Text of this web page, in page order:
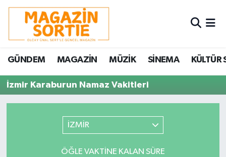
GÜNDEM MAGAZİN MÜZİK SİNEMA KÜLTÜR
İzmir Karaburun Namaz Vakitleri
İZMİR
ÖĞLE VAKTINE KALAN SÜRE
Nöbetçi Eczaneler
Hava Durumu
Trafik Durumu
Süper Lig Puan Durumu ve Fikstür